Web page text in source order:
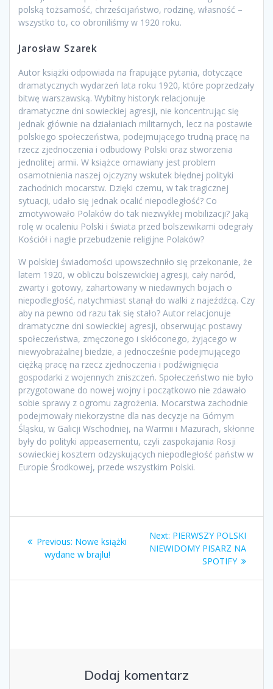
polską tożsamość, chrześcijaństwo, rodzinę, własność –
wszystko to, co obroniliśmy w 1920 roku.
Jarosław Szarek
Autor książki odpowiada na frapujące pytania, dotyczące
dramatycznych wydarzeń lata roku 1920, które poprzedzały
bitwę warszawską. Wybitny historyk relacjonuje
dramatyczne dni sowieckiej agresji, nie koncentrując się
jednak głównie na działaniach militarnych, lecz na postawie
polskiego społeczeństwa, podejmującego trudną pracę na
rzecz zjednoczenia i odbudowy Polski oraz stworzenia
jednolitej armii. W książce omawiany jest problem
osamotnienia naszej ojczyzny wskutek błędnej polityki
zachodnich mocarstw. Dzięki czemu, w tak tragicznej
sytuacji, udało się jednak ocalić niepodległość? Co
zmotywowało Polaków do tak niezwykłej mobilizacji? Jaką
rolę w ocaleniu Polski i świata przed bolszewikami odegrały
Kościół i nagłe przebudzenie religijne Polaków?
W polskiej świadomości upowszechniło się przekonanie, że
latem 1920, w obliczu bolszewickiej agresji, cały naród,
zwarty i gotowy, zahartowany w niedawnych bojach o
niepodległość, natychmiast stanął do walki z najeźdźcą. Czy
aby na pewno od razu tak się stało? Autor relacjonuje
dramatyczne dni sowieckiej agresji, obserwując postawy
społeczeństwa, zmęczonego i skłóconego, żyjącego w
niewyobrażalnej biedzie, a jednocześnie podejmującego
ciężką pracę na rzecz zjednoczenia i podźwignięcia
gospodarki z wojennych zniszczeń. Społeczeństwo nie było
przygotowane do nowej wojny i początkowo nie zdawało
sobie sprawy z ogromu zagrożenia. Mocarstwa zachodnie
podejmowały niekorzystne dla nas decyzje na Górnym
Śląsku, w Galicji Wschodniej, na Warmii i Mazurach, skłonne
były do polityki appeasementu, czyli zaspokajania Rosji
sowieckiej kosztem odzyskujących niepodległość państw w
Europie Środkowej, przede wszystkim Polski.
wpisu
Previous: Previous
post:
Nowe książki
wydane w brajlu!
Next: Next
post:
PIERWSZY POLSKI
NIEWIDOMY PISARZ NA
SPOTIFY
Dodaj komentarz